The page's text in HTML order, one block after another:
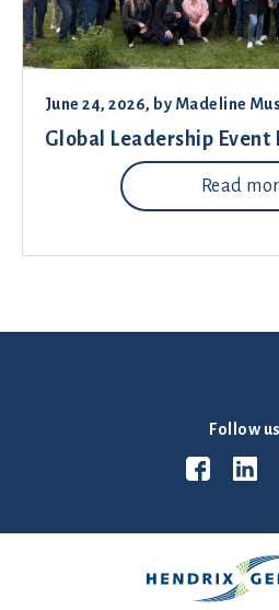
June 24, 2026, by Madeline
Global Leadership Event
Read
Follow us